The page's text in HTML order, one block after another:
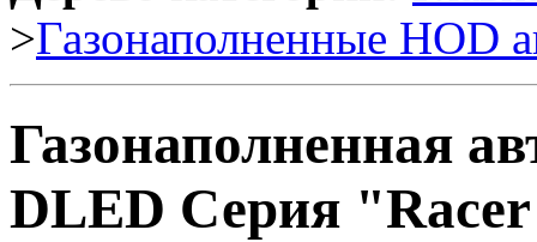
>Газонаполненные HOD
Газонаполненная
DLED Серия